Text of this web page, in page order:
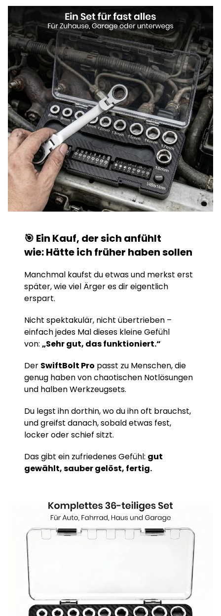
🎯 Ein Kauf, der sich anfühlt
wie: Hätte ich früher haben sollen
Manchmal kaufst du etwas und merkst erst
später, wie viel Ärger es dir eigentlich
erspart.
Nicht spektakulär, nicht übertrieben –
einfach jedes Mal dieses kleine Gefühl
von: „Sehr gut, das funktioniert.“
Der SwiftBolt Pro passt zu Menschen, die
genug haben von chaotischen Notlösungen
und halben Werkzeugsets.
Du legst ihn dorthin, wo du ihn oft brauchst,
und greifst danach, sobald etwas fest,
locker oder schief sitzt.
Das gibt ein zufriedenes Gefühl: gut
gewählt, sauber gelöst, fertig.